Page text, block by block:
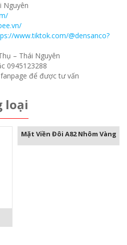
Nguyên
www.tiktok.com/@densanco?
– Thái Nguyên
0945123288
để được tư vấn
loại
Mặt Viền Đôi A82 Nhôm Vàng